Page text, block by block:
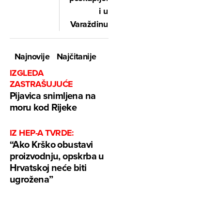
i u
Varaždinu
Najnovije
Najčitanije
IZGLEDA
ZASTRAŠUJUĆE
Pijavica snimljena na
moru kod Rijeke
IZ HEP-A TVRDE:
“Ako Krško obustavi
proizvodnju, opskrba u
Hrvatskoj neće biti
ugrožena”